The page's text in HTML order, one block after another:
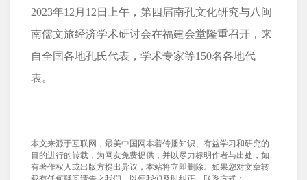
2023年12月12日上午，第四届南孔文化研究与八闽
南儒文旅经济学术研讨会在福建会堂隆重召开，来
自全国各地孔氏代表，学术专家等150名各地代
表。
本文来源于互联网，最美中国网本着传播知识、有益学习和研究的
目的进行的转载，为网友免费提供，并以尽力标明作者与出处，如
有著作权人或出版方提出异议，本站将立即删除。如果您对文章转